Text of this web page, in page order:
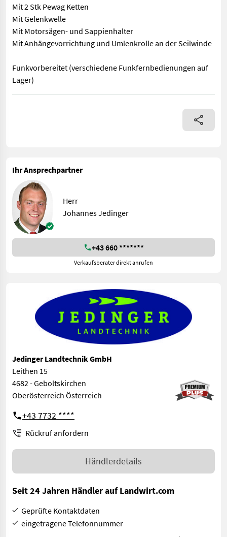
Mit 2 Stk Pewag Ketten
Mit Gelenkwelle
Mit Motorsägen- und Sappienhalter
Mit Anhängevorrichtung und Umlenkrolle an der Seilwinde
Funkvorbereitet (verschiedene Funkfernbedienungen auf
Lager)
Uniforest 55 Hpro-BL-Stop Neumaschine, Baujahr Herbst
Ihr Ansprechpartner
Herr
Johannes Jedinger
+43 660 *******
Verkaufsberater direkt anrufen
Jedinger Landtechnik GmbH
Leithen 15
4682 - Geboltskirchen
Oberösterreich Österreich
+43 7732 ****
Rückruf anfordern
Händlerdetails
Seit 24 Jahren Händler auf Landwirt.com
Geprüfte Kontaktdaten
eingetragene Telefonnummer